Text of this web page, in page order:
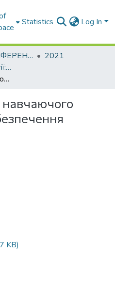
Statistics Log In
МАТЕРІАЛИ КОНФЕРЕНЦІЙ
2021
Інформаційні технології: наука, техніка, технологія, освіта, здоров’я
Аналіз вимог до навчаючого програмного забезпечення
KB)